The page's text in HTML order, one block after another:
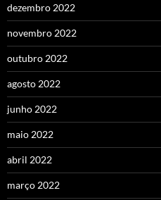
dezembro 2022
novembro 2022
outubro 2022
agosto 2022
junho 2022
maio 2022
abril 2022
março 2022